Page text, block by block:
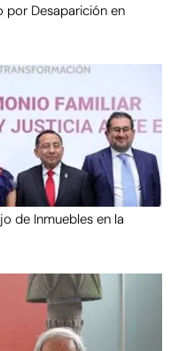
por Desaparición en
de Inmuebles en la